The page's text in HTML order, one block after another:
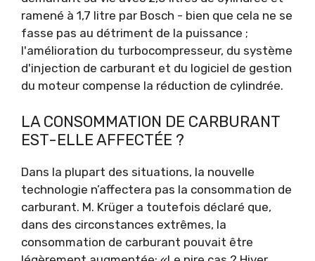
ramené à 1,7 litre par Bosch - bien que cela ne se
fasse pas au détriment de la puissance ;
l'amélioration du turbocompresseur, du système
d'injection de carburant et du logiciel de gestion
du moteur compense la réduction de cylindrée.
LA CONSOMMATION DE CARBURANT
EST-ELLE AFFECTÉE ?
Dans la plupart des situations, la nouvelle
technologie n’affectera pas la consommation de
carburant. M. Krüger a toutefois déclaré que,
dans des circonstances extrêmes, la
consommation de carburant pouvait être